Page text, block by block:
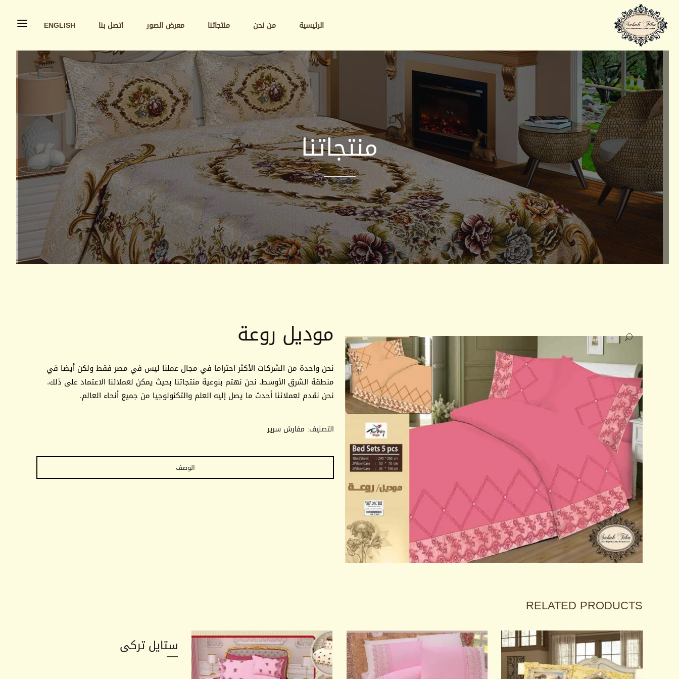
الرئيسية من نحن منتجاتنا معرض الصور اتصل بنا ENGLISH
منتجاتنا
موديل روعة
نحن واحدة من الشركات الأكثر احتراما في مجال عملنا ليس في مصر فقط ولكن أيضا في
منطقة الشرق الأوسط. نحن نهتم بنوعية منتجاتنا بحيث يمكن لعملائنا الاعتماد على ذلك.
نحن نقدم لعملائنا أحدث ما يصل إليه العلم والتكنولوجيا من جميع أنحاء العالم.
التصنيف: مفارش سرير
الوصف
RELATED PRODUCTS
ستايل تركى